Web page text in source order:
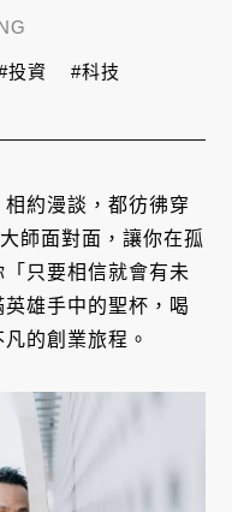
約漫談，都彷彿穿
師面對面，讓你在孤
只要相信就會有未
雄手中的聖杯，喝
的創業旅程。
投資 #科技